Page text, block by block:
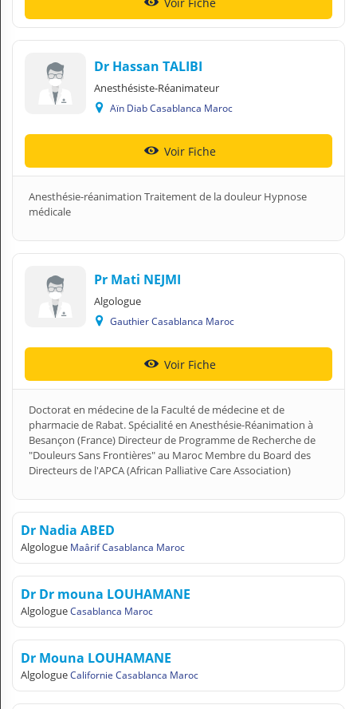
Dr Hassan TALIBI
Anesthésiste-Réanimateur
Aïn Diab Casablanca Maroc
Voir Fiche
Anesthésie-réanimation Traitement de la douleur Hypnose
médicale
Pr Mati NEJMI
Algologue
Gauthier Casablanca Maroc
Voir Fiche
Doctorat en médecine de la Faculté de médecine et de
pharmacie de Rabat. Spécialité en Anesthésie-Réanimation à
Besançon (France) Directeur de Programme de Recherche de
"Douleurs Sans Frontières" au Maroc Membre du Board des
Directeurs de l'APCA (African Palliative Care Association)
Dr Nadia ABED
Algologue Maârif Casablanca Maroc
Dr Dr mouna LOUHAMANE
AlgologueCasablanca Maroc
Dr Mouna LOUHAMANE
AlgologueCalifornie Casablanca Maroc